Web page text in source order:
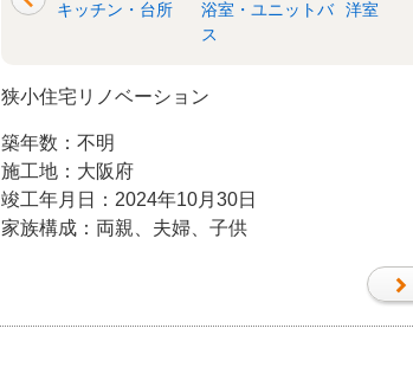
キッチン・台所
浴室・ユニットバ
ス
洋室
狭小住宅リノベーション
築年数：不明
施工地：大阪府
竣工年月日：2024年10月30日
家族構成：両親、夫婦、子供